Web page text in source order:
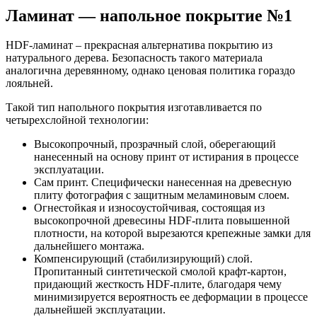
Ламинат — напольное покрытие №1
HDF-ламинат – прекрасная альтернатива покрытию из
натурального дерева. Безопасность такого материала
аналогична деревянному, однако ценовая политика гораздо
лояльней.
Такой тип напольного покрытия изготавливается по
четырехслойной технологии:
Высокопрочный, прозрачный слой, оберегающий
нанесенный на основу принт от истирания в процессе
эксплуатации.
Сам принт. Специфически нанесенная на древесную
плиту фотография с защитным меламиновым слоем.
Огнестойкая и износоустойчивая, состоящая из
высокопрочной древесины HDF-плита повышенной
плотности, на которой вырезаются крепежные замки для
дальнейшего монтажа.
Компенсирующий (стабилизирующий) слой.
Пропитанный синтетической смолой крафт-картон,
придающий жесткость HDF-плите, благодаря чему
минимизируется вероятность ее деформации в процессе
дальнейшей эксплуатации.